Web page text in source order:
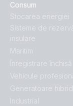
Consum
Stocarea energiei
Sisteme de
insulare
Maritim
Înregistrare închisă
Vehicule
Generatoare
Industrial